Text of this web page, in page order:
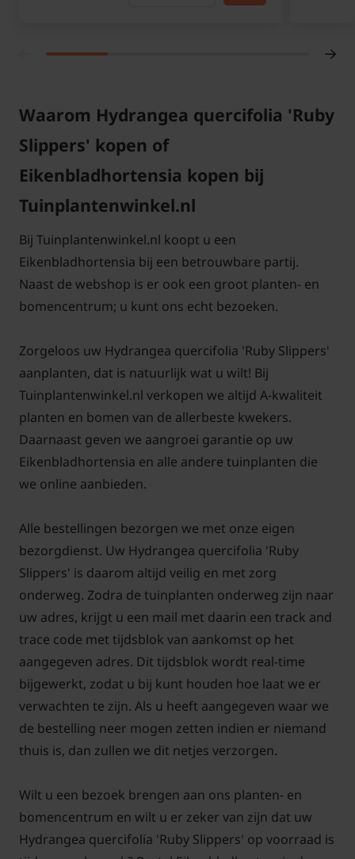
Tussen onze andereHydrangea quercifoliavindt u
Waarom Hydrangea quercifolia 'Ruby
Slippers' kopen of
Eikenbladhortensia kopen bij
Tuinplantenwinkel.nl
Bij Tuinplantenwinkel.nl koopt u een
Eikenbladhortensia bij een betrouwbare partij.
Naast de webshop is er ook een groot planten- en
bomencentrum; u kunt ons echt bezoeken.
Zorgeloos uw Hydrangea quercifolia 'Ruby Slippers'
aanplanten, dat is natuurlijk wat u wilt! Bij
Tuinplantenwinkel.nl verkopen we altijd A-kwaliteit
planten en bomen van de allerbeste kwekers.
Daarnaast geven we aangroei garantie op uw
Eikenbladhortensia en alle andere tuinplanten die
we online aanbieden.
Alle bestellingen bezorgen we met onze eigen
bezorgdienst. Uw Hydrangea quercifolia 'Ruby
Slippers' is daarom altijd veilig en met zorg
onderweg. Zodra de tuinplanten onderweg zijn naar
uw adres, krijgt u een mail met daarin een track and
trace code met tijdsblok van aankomst op het
aangegeven adres. Dit tijdsblok wordt real-time
bijgewerkt, zodat u bij kunt houden hoe laat we er
verwachten te zijn. Als u heeft aangegeven waar we
de bestelling neer mogen zetten indien er niemand
thuis is, dan zullen we dit netjes verzorgen.
Wilt u een bezoek brengen aan ons planten- en
bomencentrum en wilt u er zeker van zijn dat uw
Hydrangea quercifolia 'Ruby Slippers' op voorraad is